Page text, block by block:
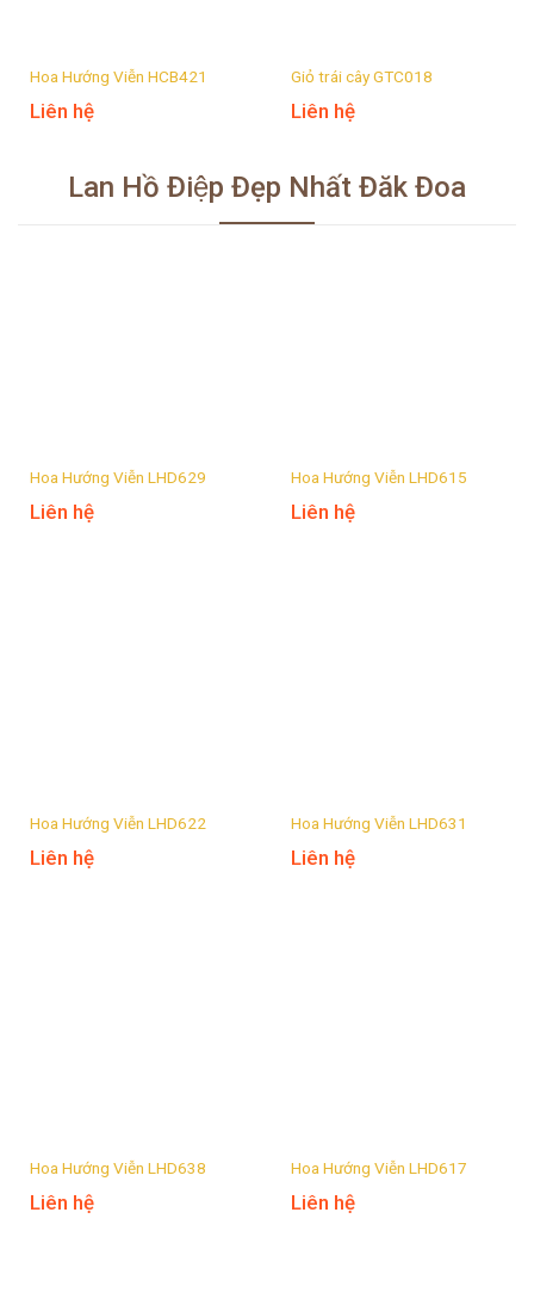
Hoa Hướng Viễn HCB421
Liên hệ
Giỏ trái cây GTC018
Liên hệ
Lan Hồ Điệp Đẹp Nhất Đăk Đoa
Hoa Hướng Viễn LHD629
Liên hệ
Hoa Hướng Viễn LHD615
Liên hệ
Hoa Hướng Viễn LHD622
Liên hệ
Hoa Hướng Viễn LHD631
Liên hệ
Hoa Hướng Viễn LHD638
Liên hệ
Hoa Hướng Viễn LHD617
Liên hệ